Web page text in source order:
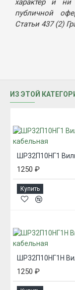
характер и ни
публичной
Статьи 437 (2)
ИЗ ЭТОЙ
1250 ₽
Купить
1250 ₽